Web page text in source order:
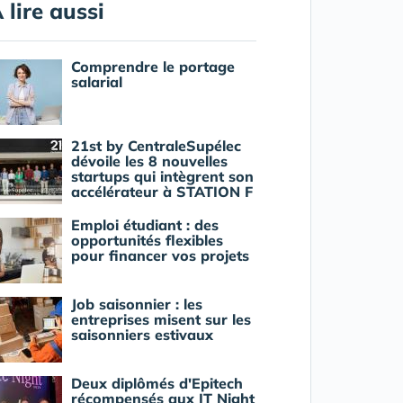
lire aussi
Comprendre le portage
salarial
21st by CentraleSupélec
dévoile les 8 nouvelles
startups qui intègrent son
accélérateur à STATION F
Emploi étudiant : des
opportunités flexibles
pour financer vos projets
Job saisonnier : les
entreprises misent sur les
saisonniers estivaux
Deux diplômés d'Epitech
récompensés aux IT Night